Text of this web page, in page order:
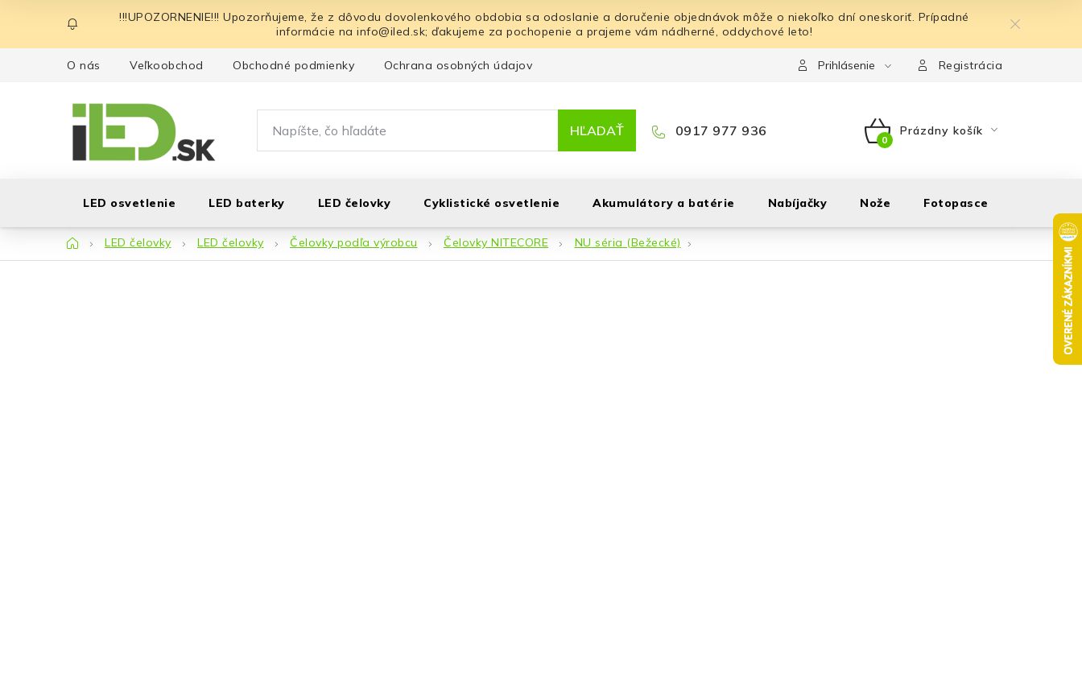
obsah
!!!UPOZORNENIE!!! Upozorňujeme, že z dôvodu dovolenkového obdobia sa odoslanie a doručenie objednávok môže o niekoľko dní oneskoriť. Prípadné
informácie na info@iled.sk; ďakujeme za pochopenie a prajeme vám nádherné, oddychové leto!
O nás Veľkoobchod Obchodné podmienky Ochrana osobných údajov Prihlásenie Registrácia
HĽADAŤ 0917 977 936
NÁKUPNÝ
Prázdny košík
LED osvetlenie LED baterky LED čelovky Cyklistické osvetlenie Akumulátory a batérie Nabíjačky Nože Fotopasce
DomovLED čelovky LED čelovky Čelovky podľa výrobcu Čelovky NITECORE NU séria (Bežecké)